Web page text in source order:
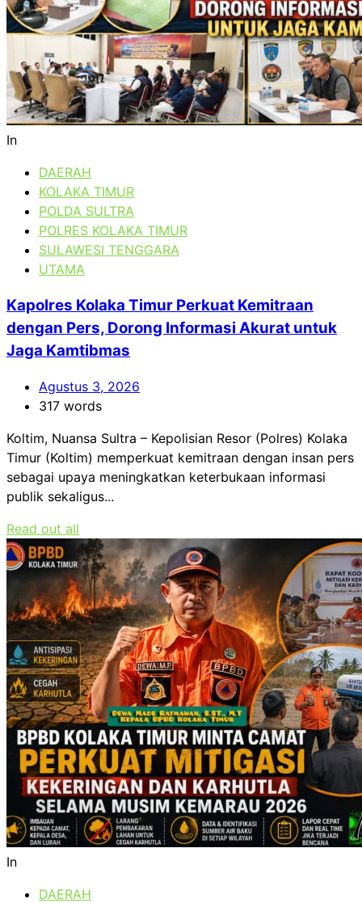
In
DAERAH
KOLAKA TIMUR
POLDA SULTRA
POLRES KOLAKA TIMUR
SULAWESI TENGGARA
UTAMA
Kapolres Kolaka Timur Perkuat Kemitraan
dengan Pers, Dorong Informasi Akurat untuk
Jaga Kamtibmas
Agustus 3, 2026
317 words
Koltim, Nuansa Sultra – Kepolisian Resor (Polres) Kolaka
Timur (Koltim) memperkuat kemitraan dengan insan pers
sebagai upaya meningkatkan keterbukaan informasi
publik sekaligus...
Read out all
In
DAERAH